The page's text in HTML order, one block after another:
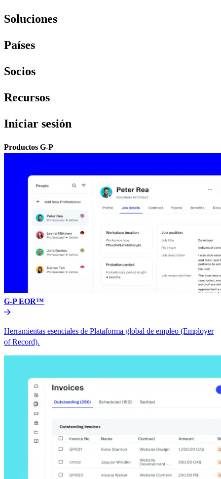
Soluciones​​
Países​​
Socios​​
Recursos​​
Iniciar sesión​​
Productos G-P​​
G-P EOR™​​
Herramientas esenciales de Plataforma global de empleo (Employer
of Record).​​